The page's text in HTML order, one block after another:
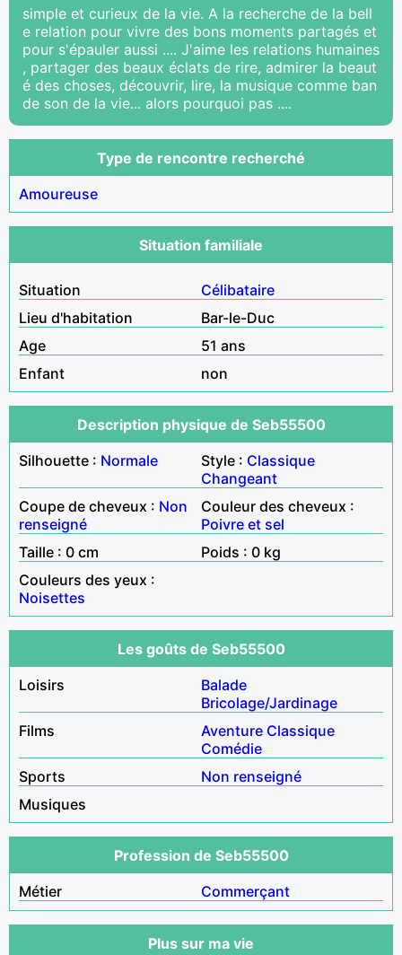
simple et curieux de la vie. A la recherche de la bell
e relation pour vivre des bons moments partagés et
pour s'épauler aussi .... J'aime les relations humaines
, partager des beaux éclats de rire, admirer la beaut
é des choses, découvrir, lire, la musique comme ban
de son de la vie... alors pourquoi pas ....
Type de rencontre recherché
Amoureuse
Situation familiale
Situation
Célibataire
Lieu d'habitation
Bar-le-Duc
Age
51 ans
Enfant
non
Description physique de Seb55500
Silhouette : Normale Style : Classique
Changeant
Coupe de cheveux : Non
renseigné
Couleur des cheveux :
Poivre et sel
Taille : 0 cm
Poids : 0 kg
Couleurs des yeux :
Noisettes
Les goûts de Seb55500
Loisirs
Balade
Bricolage/Jardinage
Films
Aventure Classique
Comédie
Sports
Non renseigné
Musiques
Profession de Seb55500
Métier
Commerçant
Plus sur ma vie